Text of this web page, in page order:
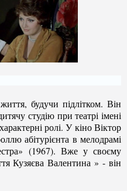
будучи підлітком. Він
студію при театрі імені
ролі. У кіно Віктор
абітурієнта в мелодрамі
(1967). Вже у своєму
Кузяєва Валентина » - він